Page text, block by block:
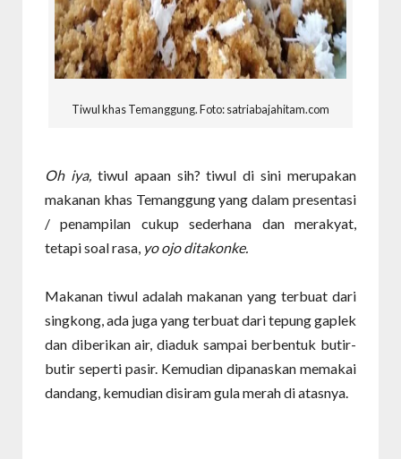
Tiwul khas Temanggung. Foto: satriabajahitam.com
Oh iya,tiwul apaan sih? tiwul di sini merupakan
makanan khas Temanggung yang dalam presentasi
/ penampilan cukup sederhana dan merakyat,
tetapi soal rasa, yo ojo ditakonke.
Makanan tiwul adalah makanan yang terbuat dari
singkong, ada juga yang terbuat dari tepung gaplek
dan diberikan air, diaduk sampai berbentuk butir-
butir seperti pasir. Kemudian dipanaskan memakai
dandang, kemudian disiram gula merah di atasnya.